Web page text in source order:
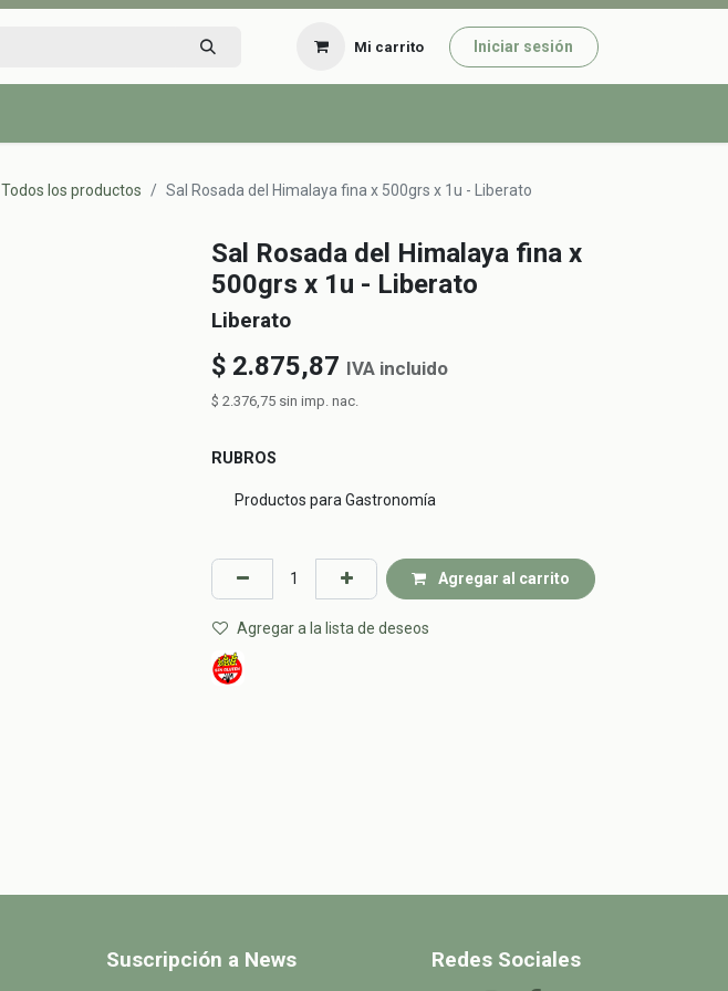
Mi carrito Iniciar sesión
Todos los productos Sal Rosada del Himalaya fina x 500grs x 1u - Liberato
Sal Rosada del Himalaya fina x
500grs x 1u - Liberato
Liberato
$ 2.875,87 IVA incluido
$ 2.376,75 sin imp. nac.
RUBROS
Productos para Gastronomía
Agregar al carrito
Agregar a la lista de deseos
Suscripción a News Redes Sociales